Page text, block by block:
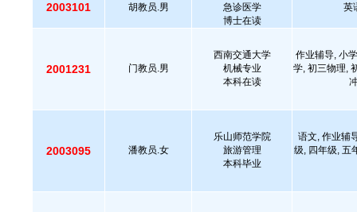
2003101 胡教员.男
急诊医学
博士在读
英
2001231 门教员.男
西南交通大学
机械专业
本科在读
作业辅导, 小
学, 初三物理,
2003095 潘教员.女
乐山师范学院
旅游管理
本科毕业
语文, 作业辅
级, 四年级, 五